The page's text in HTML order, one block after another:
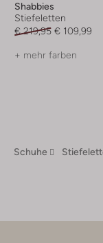
Shabbies
Stiefeletten
€ 219,95 € 109,99
+ mehr farben
Schuhe